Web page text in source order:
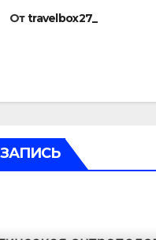
Отtravelbox27_